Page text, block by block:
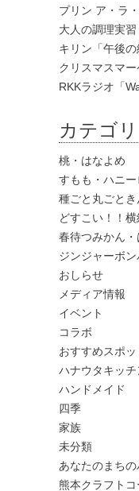
プリン ア・ラ
大人の調理実習
キリン「午後の
クリスマスマ
RKKラジオ「
カテゴ
桃・はなよめ
すもも・ハニ
種ごと丸ごとき
どすこい！！
春待つみかん
ジンジャーボン
おしらせ
メディア情報
イベント
コラボ
おすすめスポッ
ハナウタキッチ
ハンドメイド
四季
家族
未分類
あなたのまち
熊本クラフトコ